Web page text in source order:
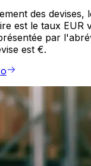
des devises,
est le taux EUR
par
est €.